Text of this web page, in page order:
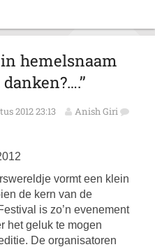
in hemelsnaam
2012 23:13
Anish Giri
vormt een klein
de kern van de
is zo’n evenement
het geluk te mogen
De organisatoren